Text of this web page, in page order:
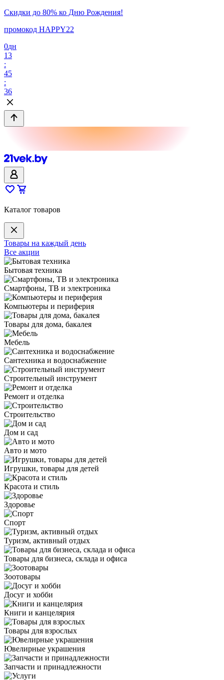
Скидки до 80% ко Дню Рождения!
промокод HAPPY22
0дн
13
:
45
:
36
Каталог товаров
Товары на каждый день
Все акции
Бытовая техника
Смартфоны, ТВ и электроника
Компьютеры и периферия
Товары для дома, бакалея
Мебель
Сантехника и водоснабжение
Строительный инструмент
Ремонт и отделка
Строительство
Дом и сад
Авто и мото
Игрушки, товары для детей
Красота и стиль
Здоровье
Спорт
Туризм, активный отдых
Товары для бизнеса, склада и офиса
Зоотовары
Досуг и хобби
Книги и канцелярия
Товары для взрослых
Ювелирные украшения
Запчасти и принадлежности